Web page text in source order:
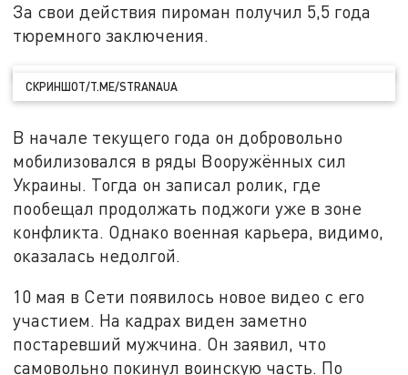
За свои действия пироман получил 5,5 года
тюремного заключения.
СКРИНШОТ/T.ME/STRANAUA
В начале текущего года он добровольно
мобилизовался в ряды Вооружённых сил
Украины. Тогда он записал ролик, где
пообещал продолжать поджоги уже в зоне
конфликта. Однако военная карьера, видимо,
оказалась недолгой.
10 мая в Сети появилось новое видео с его
участием. На кадрах виден заметно
постаревший мужчина. Он заявил, что
самовольно покинул воинскую часть. По